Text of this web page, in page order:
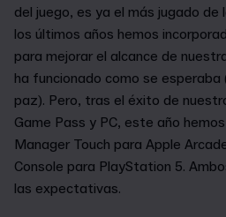
del juego, es ya el más jugado de
los últimos años hemos
para mejorar el alcance de
ha funcionado como se
paz). Pero, tras el éxito de
Game Pass y PC, este año
Manager Touch para Apple
Console para PlayStation 5.
las expectativas.